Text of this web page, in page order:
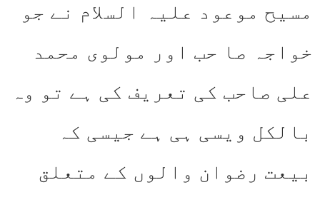
مسیح موعود علیہ السلام نے جو
خواجہ صا حب اور مولوی محمد
علی صاحب کی تعریف کی ہے تو وہ
بالکل ویسی ہی ہے جیسی کہ
بیعت رضوان والوں کے متعلق